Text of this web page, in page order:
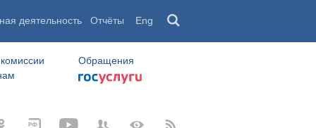
деятельность Отчёты Eng
Обращения